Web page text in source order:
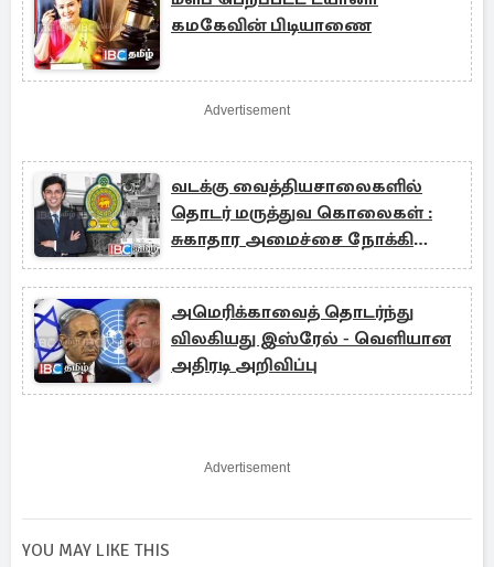
கமகேவின் பிடியாணை
Advertisement
வடக்கு வைத்தியசாலைகளில்
தொடர் மருத்துவ கொலைகள் :
சுகாதார அமைச்சை நோக்கி
அர்ச்சுனா சரமாரி கேள்வி
அமெரிக்காவைத் தொடர்ந்து
விலகியது இஸ்ரேல் - வெளியான
அதிரடி அறிவிப்பு
Advertisement
YOU MAY LIKE THIS